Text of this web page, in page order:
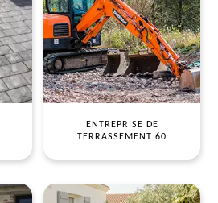
ENTREPRISE DE
TERRASSEMENT 60